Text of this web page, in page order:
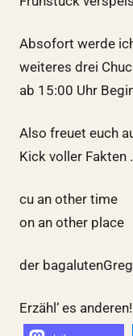
Absofort werde
weiteres drei
ab 15:00 Uhr
Also freuet euch
Kick voller Fakten .
cu an other time
on an other place
der
Erzähl‘ es anderen!